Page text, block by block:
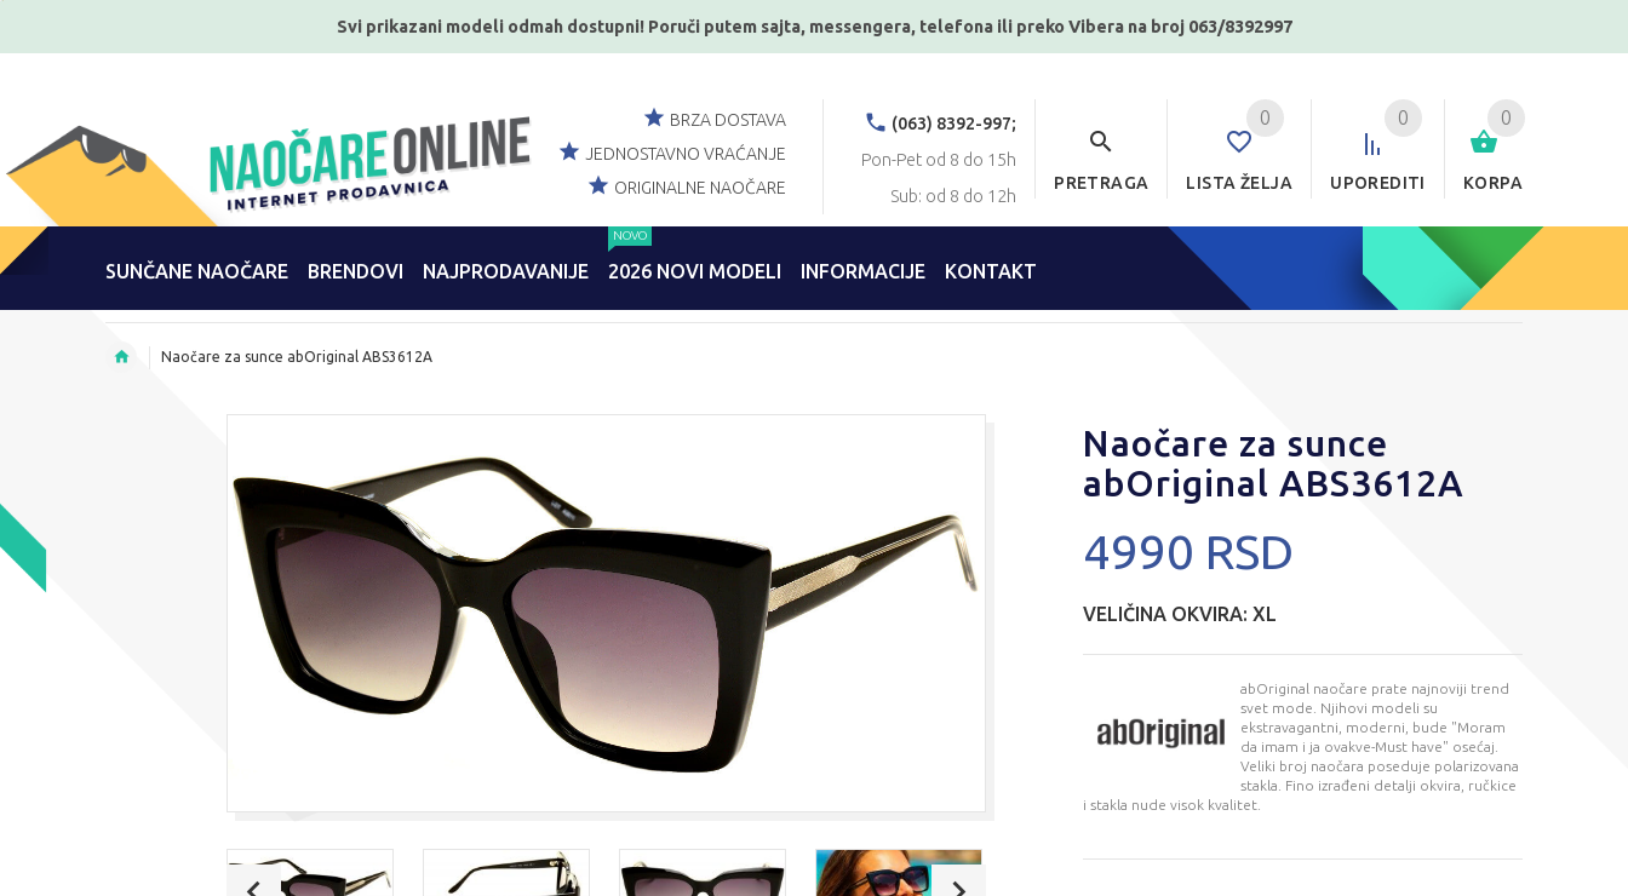
Svi prikazani modeli odmah dostupni! Poruči putem sajta, messengera, telefona ili preko Vibera na broj 063/8392997
0
KORPA
0
UPOREDITI
0
LISTA ŽELJA
PRETRAGA
(063) 8392-997;
Pon-Pet od 8 do 15h
Sub: od 8 do 12h
BRZA DOSTAVA
JEDNOSTAVNO VRAĆANJE
ORIGINALNE NAOČARE
SUNČANE NAOČARE BRENDOVI NAJPRODAVANIJE 2026 NOVI MODELI
NOVO
INFORMACIJE KONTAKT
Naočare za sunce abOriginal ABS3612A
Naočare za sunce
abOriginal ABS3612A
4990 RSD
VELIČINA OKVIRA: XL
abOriginal naočare prate najnoviji trend
svet mode. Njihovi modeli su
ekstravagantni, moderni, bude "Moram
da imam i ja ovakve-Must have" osećaj.
Veliki broj naočara poseduje polarizovana
stakla. Fino izrađeni detalji okvira, ručkice
i stakla nude visok kvalitet.